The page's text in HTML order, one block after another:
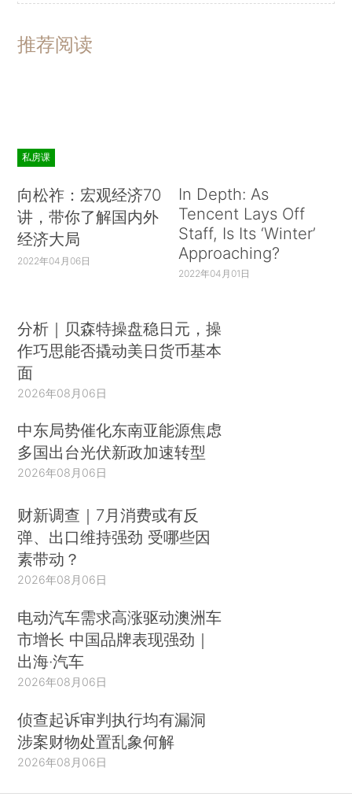
推荐阅读
私房课
向松祚：宏观经济70
讲，带你了解国内外
经济大局
2022年04月06日
In Depth: As
Tencent Lays Off
Staff, Is Its ‘Winter’
Approaching?
2022年04月01日
分析｜贝森特操盘稳日元，操
作巧思能否撬动美日货币基本
面
2026年08月06日
中东局势催化东南亚能源焦虑
多国出台光伏新政加速转型
2026年08月06日
财新调查｜7月消费或有反
弹、出口维持强劲 受哪些因
素带动？
2026年08月06日
电动汽车需求高涨驱动澳洲车
市增长 中国品牌表现强劲｜
出海·汽车
2026年08月06日
侦查起诉审判执行均有漏洞
涉案财物处置乱象何解
2026年08月06日